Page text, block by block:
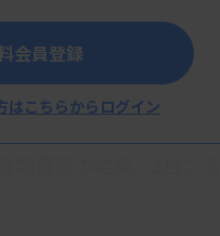
で全員が精度管理医の
トパネルを実施する医
勤務する機構専門医に
会員登録
はこちらからログイン